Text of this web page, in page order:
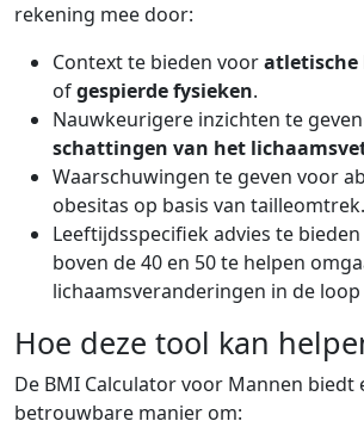
rekening mee door:
Context te bieden vooratletische
ofgespierde fysieken.
Nauwkeurigere inzichten te
schattingen van het
Waarschuwingen te geven voor
obesitas op basis van tailleomtrek.
Leeftijdsspecifiek advies te
boven de 40 en 50 te helpen
lichaamsveranderingen in de
Hoe deze tool kan
De BMI Calculator voor Mannen biedt
betrouwbare manier om: